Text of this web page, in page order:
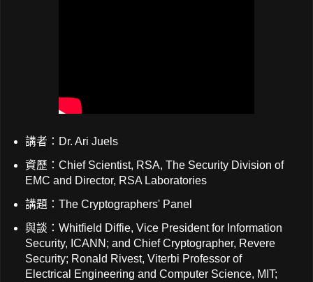
講者：Dr. Ari Juels
資歷：Chief Scientist, RSA, The Security Division of
EMC and Director, RSA Laboratories
講題：The Cryptographers' Panel
與談：Whitfield Diffie, Vice President for Information
Security, ICANN; and Chief Cryptographer, Revere
Security; Ronald Rivest, Viterbi Professor of
Electrical Engineering and Computer Science, MIT;